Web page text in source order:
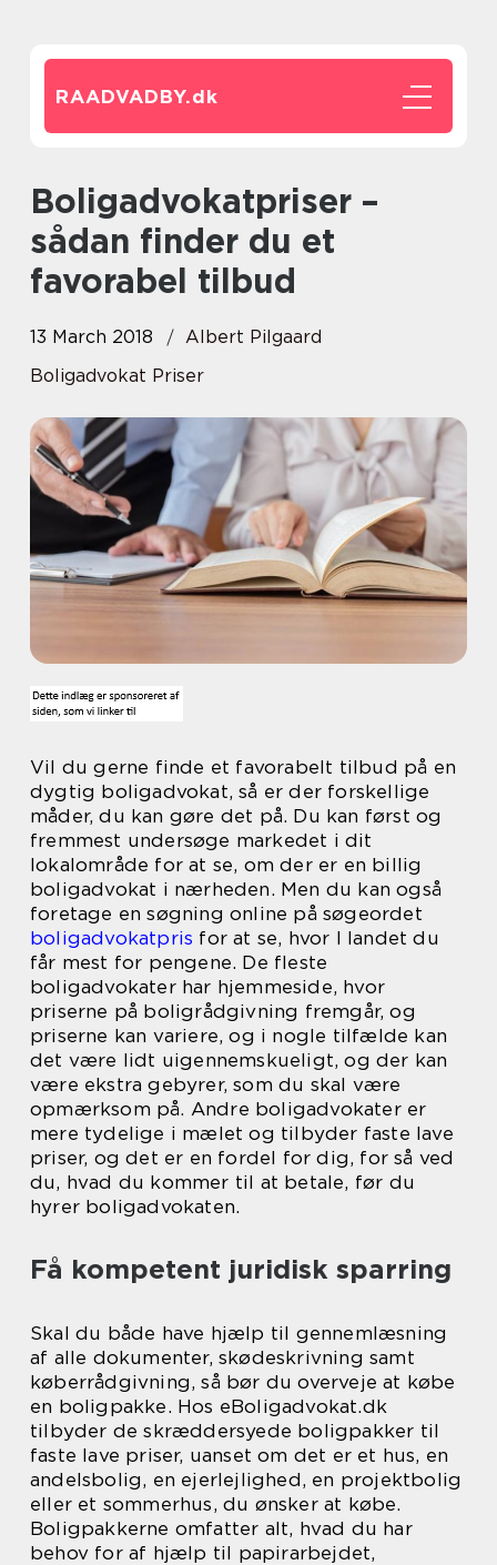
RAADVADBY.dk
Boligadvokatpriser –
sådan finder du et
favorabel tilbud
13 March 2018
Albert Pilgaard
Boligadvokat Priser
Vil du gerne finde et favorabelt tilbud på en
dygtig boligadvokat, så er der forskellige
måder, du kan gøre det på. Du kan først og
fremmest undersøge markedet i dit
lokalområde for at se, om der er en billig
boligadvokat i nærheden. Men du kan også
foretage en søgning online på søgeordet
boligadvokatpris for at se, hvor I landet du
får mest for pengene. De fleste
boligadvokater har hjemmeside, hvor
priserne på boligrådgivning fremgår, og
priserne kan variere, og i nogle tilfælde kan
det være lidt uigennemskueligt, og der kan
være ekstra gebyrer, som du skal være
opmærksom på. Andre boligadvokater er
mere tydelige i mælet og tilbyder faste lave
priser, og det er en fordel for dig, for så ved
du, hvad du kommer til at betale, før du
hyrer boligadvokaten.
Få kompetent juridisk sparring
Skal du både have hjælp til gennemlæsning
af alle dokumenter, skødeskrivning samt
køberrådgivning, så bør du overveje at købe
en boligpakke. Hos eBoligadvokat.dk
tilbyder de skræddersyede boligpakker til
faste lave priser, uanset om det er et hus, en
andelsbolig, en ejerlejlighed, en projektbolig
eller et sommerhus, du ønsker at købe.
Boligpakkerne omfatter alt, hvad du har
behov for af hjælp til papirarbejdet,